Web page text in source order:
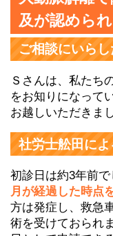
及が認めら
ご相談にいら
Ｓさんは、私たち
をお知りになって
お越しいただきま
社労士舩田に
初診日は約3年前で
月が経過した時点
方は発症し、救急
術を受けておられ